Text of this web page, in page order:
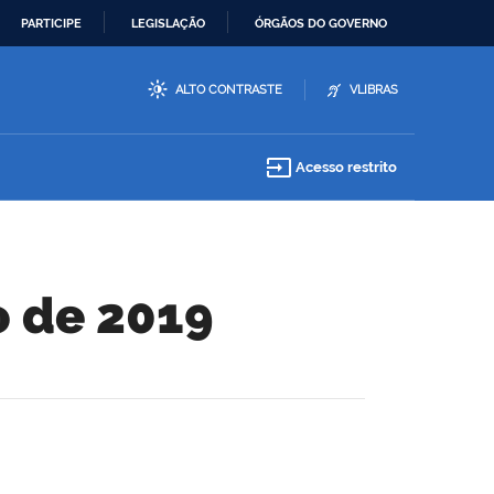
PARTICIPE LEGISLAÇÃO ÓRGÃOS DO GOVERNO
ALTO CONTRASTE VLIBRAS
input Acesso restrito
de 2019